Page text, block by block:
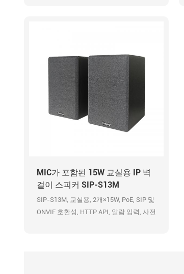
MIC가 포함된 15W 교실용 IP 벽
걸이 스피커 SIP-S13M
SIP-S13M, 교실용, 2개×15W, PoE, SIP 및
ONVIF 호환성, HTTP API, 알람 입력, 사전